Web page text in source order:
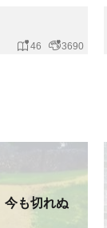
46 3690
今も切れぬ